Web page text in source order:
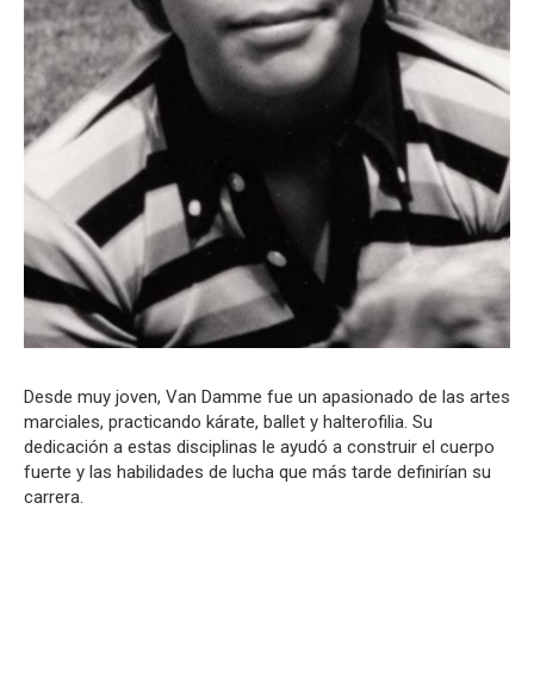
Desde muy joven, Van Damme fue un apasionado de las artes
marciales, practicando kárate, ballet y halterofilia. Su
dedicación a estas disciplinas le ayudó a construir el cuerpo
fuerte y las habilidades de lucha que más tarde definirían su
carrera.